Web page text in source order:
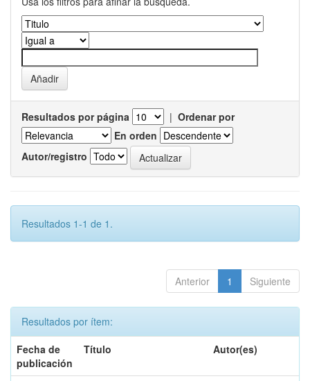
Resultados por página | Ordenar por
En orden
Autor/registro
Resultados 1-1 de 1.
Anterior 1 Siguiente
Resultados por ítem:
Fecha de
publicación
Título Autor(es)